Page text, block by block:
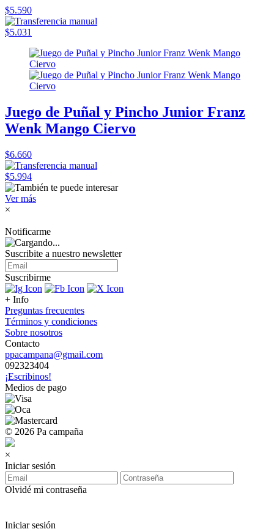
$5.590
$5.031
Juego de Puñal y Pincho Junior Franz
Wenk Mango Ciervo
$6.660
$5.994
Ver más
×
Notificarme
Suscribite a nuestro newsletter
Suscribirme
+ Info
Preguntas frecuentes
Términos y condiciones
Sobre nosotros
Contacto
ppacampana@gmail.com
092323404
¡Escribinos!
Medios de pago
© 2026 Pa campaña
×
Iniciar sesión
Olvidé mi contraseña
Iniciar sesión